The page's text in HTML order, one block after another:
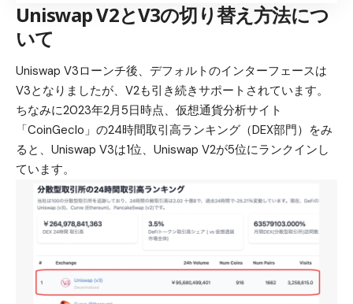
Uniswap V2とV3の切り替え方法につ
いて
Uniswap V3ローンチ後、デフォルトのインターフェースは
V3となりましたが、V2も引き続きサポートされています。
ちなみに2023年2月5日時点、仮想通貨分析サイト
「CoinGeclo」の24時間取引高ランキング（DEX部門）をみ
ると、Uniswap V3は1位、Uniswap V2が5位にランクインし
ています。